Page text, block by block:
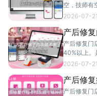
空，技师有
时间表，要
2026-07-21
产后修
办？唤
产后修复门
40%以上。
本文分享3
2026-07-21
产后修
效果对比
产后修复门